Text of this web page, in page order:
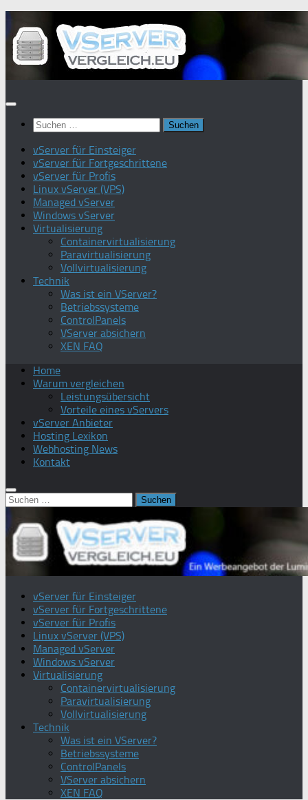
Inhalt
springen
Suchen
nach:
vServer für Einsteiger
vServer für Fortgeschrittene
vServer für Profis
Linux vServer (VPS)
Managed vServer
Windows vServer
Virtualisierung
Containervirtualisierung
Paravirtualisierung
Vollvirtualisierung
Technik
Was ist ein VServer?
Betriebssysteme
ControlPanels
VServer absichern
XEN FAQ
Home
Warum vergleichen
Leistungsübersicht
Vorteile eines vServers
vServer Anbieter
Hosting Lexikon
Webhosting News
Kontakt
Suchen
nach:
vServer für Einsteiger
vServer für Fortgeschrittene
vServer für Profis
Linux vServer (VPS)
Managed vServer
Windows vServer
Virtualisierung
Containervirtualisierung
Paravirtualisierung
Vollvirtualisierung
Technik
Was ist ein VServer?
Betriebssysteme
ControlPanels
VServer absichern
XEN FAQ